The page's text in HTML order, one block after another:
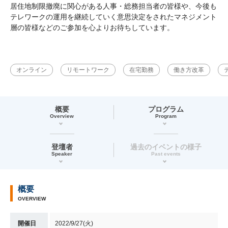
居住地制限撤廃に関心がある人事・総務担当者の皆様や、今後も
テレワークの運用を継続していく意思決定をされたマネジメント
層の皆様などのご参加を心よりお待ちしています。
オンライン リモートワーク 在宅勤務 働き方改革
概要
Overview
プログラム
Program
登壇者
Speaker
過去のイベントの様子
Past events
概要
OVERVIEW
開催日
2022/9/27(火)